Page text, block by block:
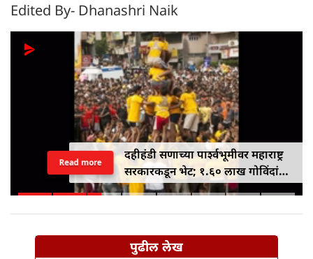
Edited By- Dhanashri Naik
दहीहंडी सणाच्या पार्श्वभूमीवर महाराष्ट्र
सरकारकडून भेट; १.६० लाख गोविंदांना
१० लाख रुपयांपर्यंतचे विमा संरक्षण
Read more
पुढील लेख